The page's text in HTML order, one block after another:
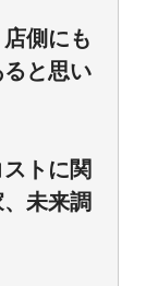
側にも
と思い
トに関
未来調